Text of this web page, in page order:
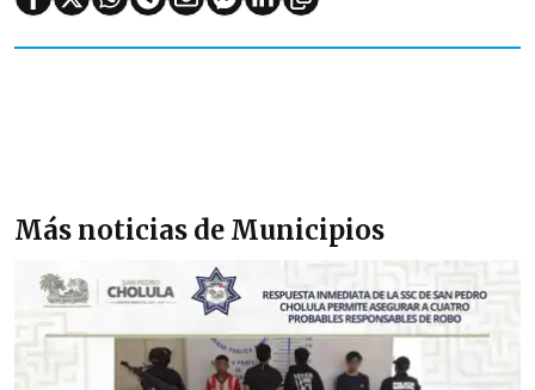
Más noticias de Municipios